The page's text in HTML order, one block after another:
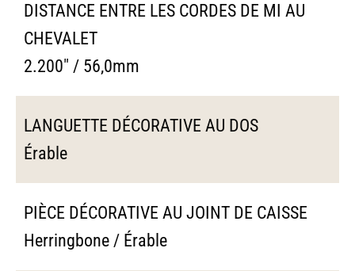
DISTANCE ENTRE LES CORDES DE MI AU
CHEVALET
2.200" / 56,0mm
LANGUETTE DÉCORATIVE AU DOS
Érable
PIÈCE DÉCORATIVE AU JOINT DE CAISSE
Herringbone / Érable